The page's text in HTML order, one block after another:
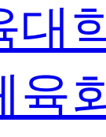
대
육